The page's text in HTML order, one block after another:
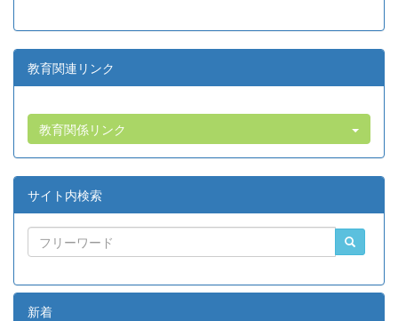
教育関連リンク
教育関係リンク
サイト内検索
新着